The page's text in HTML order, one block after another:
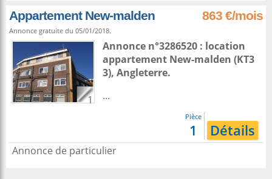
Appartement New-malden 863 €/mois
Annonce gratuite du 05/01/2018.
1
Annonce n°3286520 : location
appartement New-malden (KT3
3), Angleterre.
...
Pièce
1 Détails
Annonce de particulier